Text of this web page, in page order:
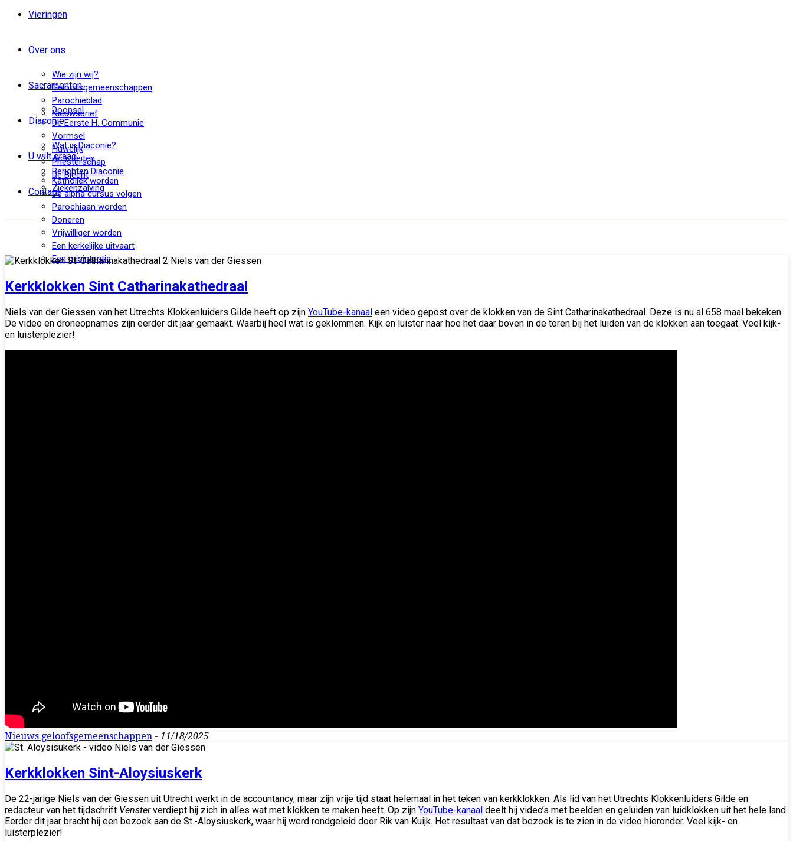
Vieringen
Over ons
Wie zijn wij?
Geloofsgemeenschappen
Parochieblad
Nieuwsbrief
Sacramenten
Doopsel
De Eerste H. Communie
Vormsel
Huwelijk
Priesterschap
De Biecht
Ziekenzalving
Diaconie
Wat is Diaconie?
Activiteiten
Berichten Diaconie
U wilt graag
Katholiek worden
De alpha cursus volgen
Parochiaan worden
Doneren
Vrijwilliger worden
Een kerkelijke uitvaart
Een misintentie
Contact
Kerkklokken Sint Catharinakathedraal
Niels van der Giessen van het Utrechts Klokkenluiders Gilde heeft op zijn YouTube-kanaal een video gepost over de klokken van de Sint Catharinakathedraal. Deze is nu al 658 maal bekeken.
De video en droneopnames zijn eerder dit jaar gemaakt. Waarbij heel wat is geklommen. Kijk en luister naar hoe het daar boven in de toren bij het luiden van de klokken aan toegaat. Veel kijk-
en luisterplezier!
Nieuws geloofsgemeenschappen - 11/18/2025
Kerkklokken Sint-Aloysiuskerk
De 22-jarige Niels van der Giessen uit Utrecht werkt in de accountancy, maar zijn vrije tijd staat helemaal in het teken van kerkklokken. Als lid van het Utrechts Klokkenluiders Gilde en
redacteur van het tijdschrift Vensterverdiept hij zich in alles wat met klokken te maken heeft. Op zijn YouTube-kanaal deelt hij video’s met beelden en geluiden van luidklokken uit het hele land.
Eerder dit jaar bracht hij een bezoek aan de St.-Aloysiuskerk, waar hij werd rondgeleid door Rik van Kuijk. Het resultaat van dat bezoek is te zien in de video hieronder. Veel kijk- en
luisterplezier!